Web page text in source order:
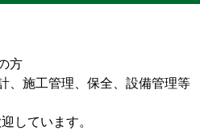
方
、施工管理、保全、設備管理等
しています。